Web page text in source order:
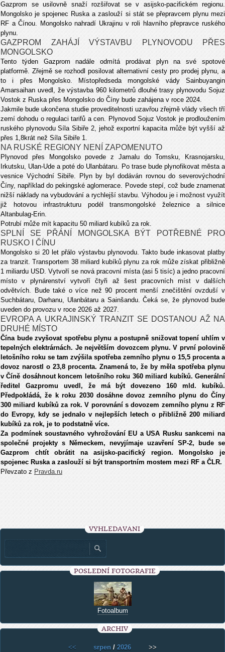
Gazprom se usilovně snaží rozšiřovat se v asijsko-pacifickém regionu.
Mongolsko je spojenec Ruska a zaslouží si stát se přepravcem plynu mezi
RF a Čínou. Mongolsko nahradí Ukrajinu v roli hlavního přepravce ruského
plynu.
GAZPROM ZAHÁJÍ VÝSTAVBU PLYNOVODU PŘES
MONGOLSKO
Tento týden Gazprom nadále odmítá prodávat plyn na své spotové
platformě. Zřejmě se rozhodl posilovat alternativní cesty pro prodej plynu, a
to i přes Mongolsko. Místopředseda mongolské vády Sainbuyangin
Amarsaihan uvedl, že výstavba 960 kilometrů dlouhé trasy plynovodu Sojuz
Vostok z Ruska přes Mongolsko do Číny bude zahájena v roce 2024.
Jakmile bude ukončena studie proveditelnosti uzavřou zřejmě vlády všech tří
zemí dohodu o regulaci tarifů a cen. Plynovod Sojuz Vostok je prodloužením
ruského plynovodu Síla Sibiře 2, jehož exportní kapacita může být vyšší až
přes 1,8krát než Síla Sibiře 1.
NA RUSKÉ REGIONY NENÍ ZAPOMENUTO
Plynovod přes Mongolsko povede z Jamalu do Tomsku, Krasnojarsku,
Irkutsku, Ulan-Ude a poté do Ulanbátaru. Po trase bude plynofikovat města a
vesnice Východní Sibiře. Plyn by byl dodáván rovnou do severovýchodní
Číny, například do pekingské aglomerace. Povede stepí, což bude znamenat
nižší náklady na vybudování a rychlejší stavbu. Výhodou je i možnost využít
již hotovou infrastrukturu podél transmongolské železnice a silnice
Altanbulag-Erin.
Potrubí může mít kapacitu 50 miliard kubíků za rok.
SPLNÍ SE PŘÁNÍ MONGOLSKA BÝT POTŘEBNÉ PRO
RUSKO I ČÍNU
Mongolsko si 20 let přálo výstavbu plynovodu. Takto bude inkasovat platby
za tranzit. Transportem 38 miliard kubíků plynu za rok může získat přibližně
1 miliardu USD. Vytvoří se nová pracovní místa (asi 5 tisíc) a jedno pracovní
místo v plynárenství vytvoří čtyři až šest pracovních míst v dalších
odvětvích. Bude také o více než 90 procent menší znečištění ovzduší v
Suchbátaru, Darhanu, Ulanbátaru a Sainšandu. Čeká se, že plynovod bude
uveden do provozu v roce 2026 až 2027.
EVROPA A UKRAJINSKÝ TRANZIT SE DOSTANOU AŽ NA
DRUHÉ MÍSTO
Čína bude zvyšovat spotřebu plynu a postupně snižovat topení uhlím v
tepelných elektrárnách. Je největším dovozcem plynu. V první polovině
letošního roku se tam zvýšila spotřeba zemního plynu o 15,5 procenta a
dovoz narostl o 23,8 procenta. Znamená to, že by měla spotřeba plynu
v Číně dosáhnout koncem letošního roku 360 miliard kubíků. Generální
ředitel Gazpromu uvedl, že má být dovezeno 160 mld. kubíků.
Předpokládá, že k roku 2030 dosáhne dovoz zemního plynu do Číny
300 miliard kubíků za rok. V porovnání s dovozem zemního plynu z RF
do Evropy, kdy se jednalo v nejlepších letech o přibližně 200 miliard
kubíků za rok, je to podstatně více.
Za podmínek soustavného vyhrožování EU a USA Rusku sankcemi na
společné projekty s Německem, nevyjímaje uzavření SP-2, bude se
Gazprom chtít obrátit na asijsko-pacifický region. Mongolsko je
spojenec Ruska a zaslouží si být transportním mostem mezi RF a ČLR.
Převzato z Pravda.ru
VYHLEDÁVÁNÍ
POSLEDNÍ FOTOGRAFIE
Fotoalbum
ARCHIV
<< srpen / 2026 >>